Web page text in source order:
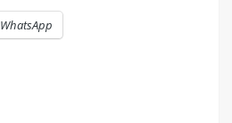
WhatsApp